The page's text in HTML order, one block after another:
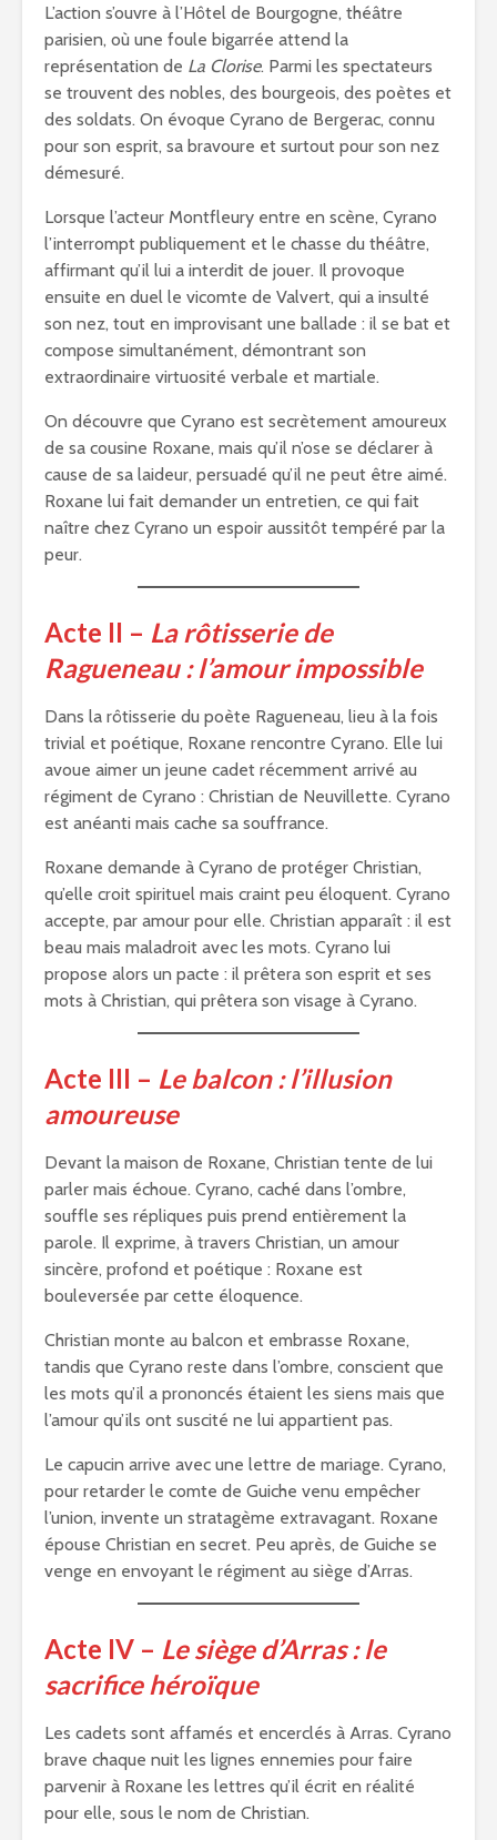
L’action s’ouvre à l’Hôtel de Bourgogne, théâtre
parisien, où une foule bigarrée attend la
représentation de La Clorise. Parmi les spectateurs
se trouvent des nobles, des bourgeois, des poètes et
des soldats. On évoque Cyrano de Bergerac, connu
pour son esprit, sa bravoure et surtout pour son nez
démesuré.
Lorsque l’acteur Montfleury entre en scène, Cyrano
l’interrompt publiquement et le chasse du théâtre,
affirmant qu’il lui a interdit de jouer. Il provoque
ensuite en duel le vicomte de Valvert, qui a insulté
son nez, tout en improvisant une ballade : il se bat et
compose simultanément, démontrant son
extraordinaire virtuosité verbale et martiale.
On découvre que Cyrano est secrètement amoureux
de sa cousine Roxane, mais qu’il n’ose se déclarer à
cause de sa laideur, persuadé qu’il ne peut être aimé.
Roxane lui fait demander un entretien, ce qui fait
naître chez Cyrano un espoir aussitôt tempéré par la
peur.
Acte II – La rôtisserie de
Ragueneau : l’amour impossible
Dans la rôtisserie du poète Ragueneau, lieu à la fois
trivial et poétique, Roxane rencontre Cyrano. Elle lui
avoue aimer un jeune cadet récemment arrivé au
régiment de Cyrano : Christian de Neuvillette. Cyrano
est anéanti mais cache sa souffrance.
Roxane demande à Cyrano de protéger Christian,
qu’elle croit spirituel mais craint peu éloquent. Cyrano
accepte, par amour pour elle. Christian apparaît : il est
beau mais maladroit avec les mots. Cyrano lui
propose alors un pacte : il prêtera son esprit et ses
mots à Christian, qui prêtera son visage à Cyrano.
Acte III – Le balcon : l’illusion
amoureuse
Devant la maison de Roxane, Christian tente de lui
parler mais échoue. Cyrano, caché dans l’ombre,
souffle ses répliques puis prend entièrement la
parole. Il exprime, à travers Christian, un amour
sincère, profond et poétique : Roxane est
bouleversée par cette éloquence.
Christian monte au balcon et embrasse Roxane,
tandis que Cyrano reste dans l’ombre, conscient que
les mots qu’il a prononcés étaient les siens mais que
l’amour qu’ils ont suscité ne lui appartient pas.
Le capucin arrive avec une lettre de mariage. Cyrano,
pour retarder le comte de Guiche venu empêcher
l’union, invente un stratagème extravagant. Roxane
épouse Christian en secret. Peu après, de Guiche se
venge en envoyant le régiment au siège d’Arras.
Acte IV – Le siège d’Arras : le
sacrifice héroïque
Les cadets sont affamés et encerclés à Arras. Cyrano
brave chaque nuit les lignes ennemies pour faire
parvenir à Roxane les lettres qu’il écrit en réalité
pour elle, sous le nom de Christian.